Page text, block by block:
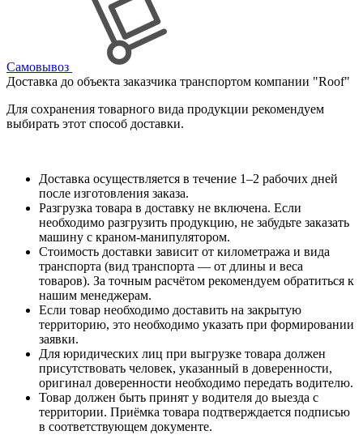
Самовывоз
Доставка до объекта заказчика транспортом компании "Roof"
Для сохранения товарного вида продукции рекомендуем
выбирать этот способ доставки.
Доставка осуществляется в течение 1–2 рабочих дней
после изготовления заказа.
Разгрузка товара в доставку не включена. Если
необходимо разгрузить продукцию, не забудьте заказать
машину с краном-манипулятором.
Стоимость доставки зависит от километража и вида
транспорта (вид транспорта — от длины и веса
товаров). За точным расчётом рекомендуем обратиться к
нашим менеджерам.
Если товар необходимо доставить на закрытую
территорию, это необходимо указать при формировании
заявки.
Для юридических лиц при выгрузке товара должен
присутствовать человек, указанный в доверенности,
оригинал доверенности необходимо передать водителю.
Товар должен быть принят у водителя до выезда с
территории. Приёмка товара подтверждается подписью
в соответствующем документе.